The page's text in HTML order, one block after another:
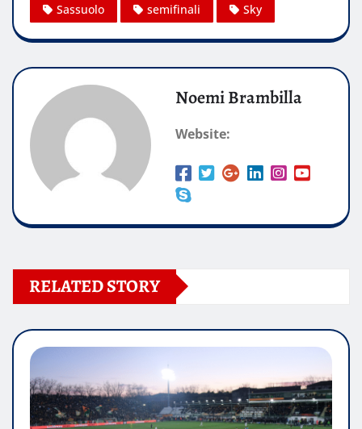
Sassuolo semifinali Sky
Noemi Brambilla
Website:
RELATED STORY